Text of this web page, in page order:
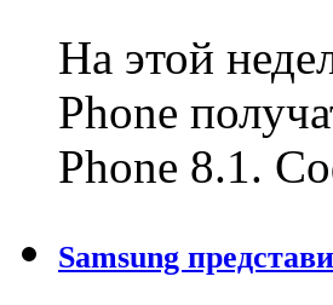
На этой
Phone
Phone 8.1.
Samsung